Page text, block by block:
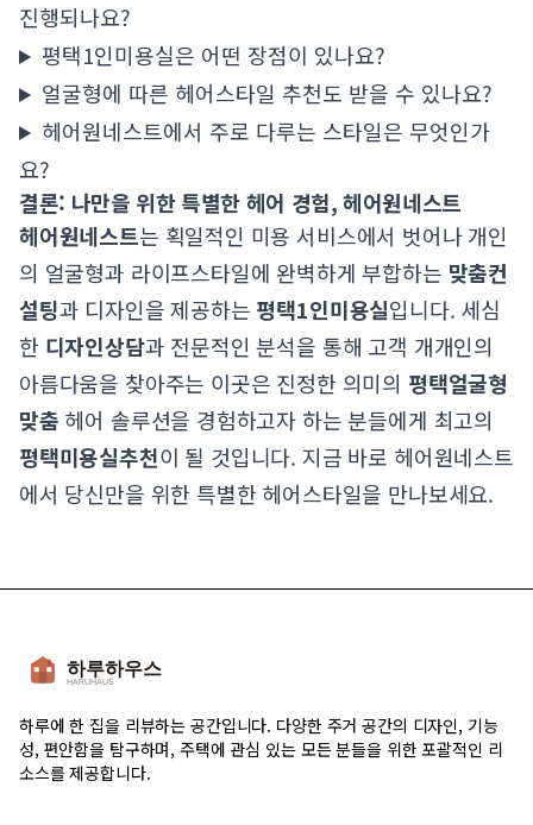
진행되나요?
평택1인미용실은 어떤 장점이 있나요?
얼굴형에 따른 헤어스타일 추천도 받을 수 있나요?
헤어원네스트에서 주로 다루는 스타일은 무엇인가
요?
결론: 나만을 위한 특별한 헤어 경험, 헤어원네스트
헤어원네스트는 획일적인 미용 서비스에서 벗어나 개인
의 얼굴형과 라이프스타일에 완벽하게 부합하는 맞춤컨
설팅과 디자인을 제공하는 평택1인미용실입니다. 세심
한 디자인상담과 전문적인 분석을 통해 고객 개개인의
아름다움을 찾아주는 이곳은 진정한 의미의 평택얼굴형
맞춤 헤어 솔루션을 경험하고자 하는 분들에게 최고의
평택미용실추천이 될 것입니다. 지금 바로 헤어원네스트
에서 당신만을 위한 특별한 헤어스타일을 만나보세요.
하루에 한 집을 리뷰하는 공간입니다. 다양한 주거 공간의 디자인, 기능
성, 편안함을 탐구하며, 주택에 관심 있는 모든 분들을 위한 포괄적인 리
소스를 제공합니다.